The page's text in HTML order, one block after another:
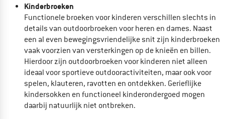
Kinderbroeken
Functionele broeken voor kinderen verschillen slechts in
details van outdoorbroeken voor heren en dames. Naast
een al even bewegingsvriendelijke snit zijn kinderbroeken
vaak voorzien van versterkingen op de knieën en billen.
Hierdoor zijn outdoorbroeken voor kinderen niet alleen
ideaal voor sportieve outdooractiviteiten, maar ook voor
spelen, klauteren, ravotten en ontdekken. Gerieflijke
kindersokken en functioneel kinderondergoed mogen
daarbij natuurlijk niet ontbreken.